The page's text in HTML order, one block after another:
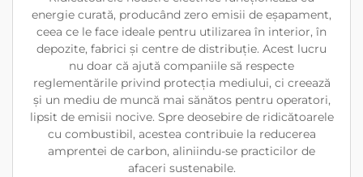
energie curată, producând zero emisii de eșapament,
ceea ce le face ideale pentru utilizarea în interior, în
depozite, fabrici și centre de distribuție. Acest lucru
nu doar că ajută companiile să respecte
reglementările privind protecția mediului, ci creează
și un mediu de muncă mai sănătos pentru operatori,
lipsit de emisii nocive. Spre deosebire de ridicătoarele
cu combustibil, acestea contribuie la reducerea
amprentei de carbon, aliniindu-se practicilor de
afaceri sustenabile.